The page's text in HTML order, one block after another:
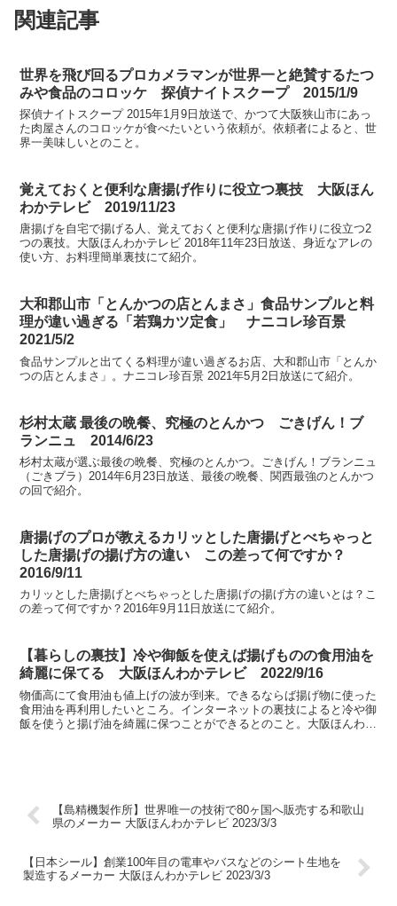
関連記事
世界を飛び回るプロカメラマンが世界一と絶賛するたつ
みや食品のコロッケ 探偵ナイトスクープ 2015/1/9
探偵ナイトスクープ 2015年1月9日放送で、かつて大阪狭山市にあっ
た肉屋さんのコロッケが食べたいという依頼が。依頼者によると、世
界一美味しいとのこと。
覚えておくと便利な唐揚げ作りに役立つ裏技 大阪ほん
わかテレビ 2019/11/23
唐揚げを自宅で揚げる人、覚えておくと便利な唐揚げ作りに役立つ2
つの裏技。大阪ほんわかテレビ 2018年11年23日放送、身近なアレの
使い方、お料理簡単裏技にて紹介。
大和郡山市「とんかつの店とんまさ」食品サンプルと料
理が違い過ぎる「若鶏カツ定食」 ナニコレ珍百景
2021/5/2
食品サンプルと出てくる料理が違い過ぎるお店、大和郡山市「とんか
つの店とんまさ」。ナニコレ珍百景 2021年5月2日放送にて紹介。
杉村太蔵 最後の晩餐、究極のとんかつ ごきげん！ブ
ランニュ 2014/6/23
杉村太蔵が選ぶ最後の晩餐、究極のとんかつ。ごきげん！ブランニュ
（ごきブラ）2014年6月23日放送、最後の晩餐、関西最強のとんかつ
の回で紹介。
唐揚げのプロが教えるカリッとした唐揚げとべちゃっと
した唐揚げの揚げ方の違い この差って何ですか？
2016/9/11
カリッとした唐揚げとべちゃっとした唐揚げの揚げ方の違いとは？こ
の差って何ですか？2016年9月11日放送にて紹介。
【暮らしの裏技】冷や御飯を使えば揚げものの食用油を
綺麗に保てる 大阪ほんわかテレビ 2022/9/16
物価高にて食用油も値上げの波が到来。できるならば揚げ物に使った
食用油を再利用したいところ。インターネットの裏技によると冷や御
飯を使うと揚げ油を綺麗に保つことができるとのこと。大阪ほんわか
【島精機製作所】世界唯一の技術で80ヶ国へ販売する和歌山
県のメーカー 大阪ほんわかテレビ 2023/3/3
【日本シール】創業100年目の電車やバスなどのシート生地を
製造するメーカー 大阪ほんわかテレビ 2023/3/3